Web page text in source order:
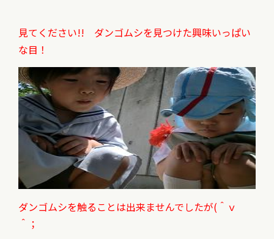
見てください!! ダンゴムシを見つけた興味いっぱい
な目！
ダンゴムシを触ることは出来ませんでしたが(＾ｖ
＾；